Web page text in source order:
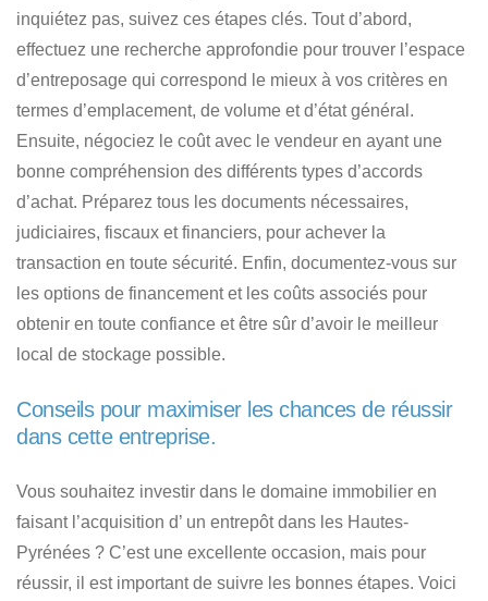
inquiétez pas, suivez ces étapes clés. Tout d’abord,
effectuez une recherche approfondie pour trouver l’espace
d’entreposage qui correspond le mieux à vos critères en
termes d’emplacement, de volume et d’état général.
Ensuite, négociez le coût avec le vendeur en ayant une
bonne compréhension des différents types d’accords
d’achat. Préparez tous les documents nécessaires,
judiciaires, fiscaux et financiers, pour achever la
transaction en toute sécurité. Enfin, documentez-vous sur
les options de financement et les coûts associés pour
obtenir en toute confiance et être sûr d’avoir le meilleur
local de stockage possible.
Conseils pour maximiser les chances de réussir
dans cette entreprise.
Vous souhaitez investir dans le domaine immobilier en
faisant l’acquisition d’ un entrepôt dans les Hautes-
Pyrénées ? C’est une excellente occasion, mais pour
réussir, il est important de suivre les bonnes étapes. Voici